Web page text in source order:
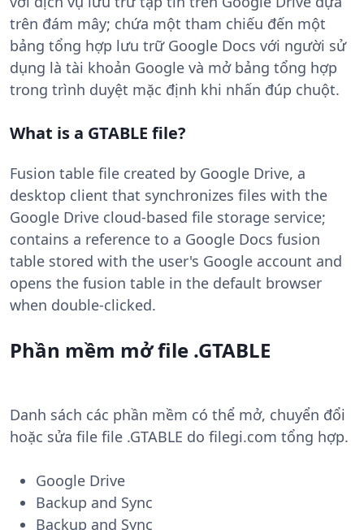
trên đám mây; chứa một tham chiếu đến một
bảng tổng hợp lưu trữ Google Docs với người sử
dụng là tài khoản Google và mở bảng tổng hợp
trong trình duyệt mặc định khi nhấn đúp chuột.
What is a GTABLE file?
Fusion table file created by Google Drive, a
desktop client that synchronizes files with the
Google Drive cloud-based file storage service;
contains a reference to a Google Docs fusion
table stored with the user's Google account and
opens the fusion table in the default browser
when double-clicked.
Phần mềm mở file .GTABLE
Danh sách các phần mềm có thể mở, chuyển đổi
hoặc sửa file file .GTABLE do filegi.com tổng hợp.
Google Drive
Backup and Sync
Backup and Sync